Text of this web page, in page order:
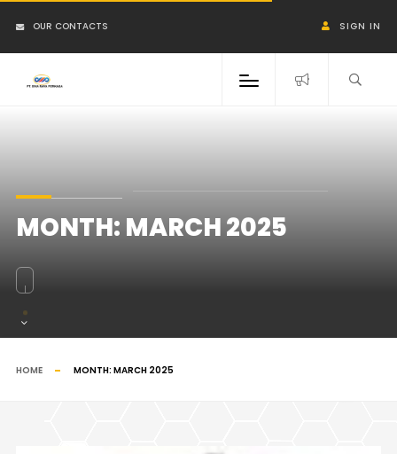
OUR CONTACTS SIGN IN
MONTH:MARCH 2025
HOME MONTH: MARCH 2025